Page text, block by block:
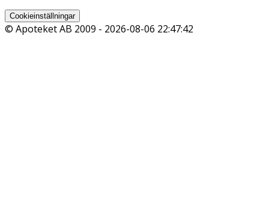
Cookieinställningar
© Apoteket AB 2009 - 2026-08-06 22:47:42